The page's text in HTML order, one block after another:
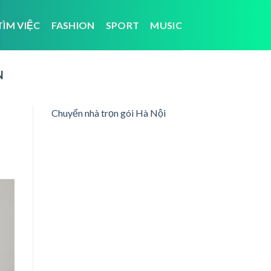
VIỆC FASHION SPORT MUSIC
Chuyển nhà trọn gói Hà Nội